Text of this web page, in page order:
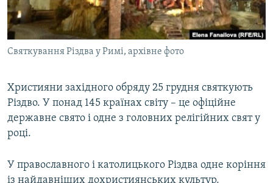
ВІДЕОУРОКИ «ELIFBE»
СВІДЧЕННЯ ОКУПАЦІЇ
УКРАЇНСЬКА ПРОБЛЕМА КРИМУ
Русский
Qırımtatar
Усі сайти RFE/RL
Святкування Різдва у Римі, архівне фото
Християни західного обряду 25 грудня святкують
Різдво. У понад 145 країнах світу – це офіційне
державне свято і одне з головних релігійних свят у
році.
У православного і католицького Різдва одне коріння
із найдавніших дохристиянських культур.